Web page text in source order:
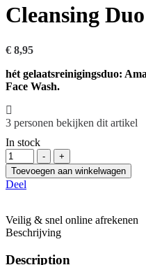
Cleansing Duo
€ 8,95
hét gelaatsreinigingsduo:
Face Wash.
3 personen bekijken dit artikel
In stock
Hoeveelheid
-
+
Toevoegen aan winkelwagen
Deel
Veilig & snel online afrekenen
Beschrijving
Description